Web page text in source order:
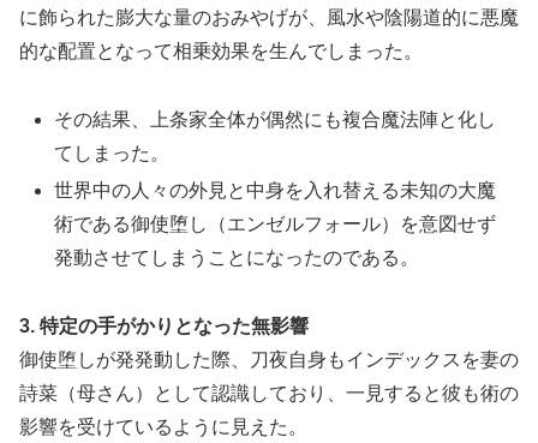
に飾られた膨大な量のおみやげが、風水や陰陽道的に悪魔
的な配置となって相乗効果を生んでしまった。
その結果、上条家全体が偶然にも複合魔法陣と化し
てしまった。
世界中の人々の外見と中身を入れ替える未知の大魔
術である御使堕し（エンゼルフォール）を意図せず
発動させてしまうことになったのである。
3. 特定の手がかりとなった無影響
御使堕しが発発動した際、刀夜自身もインデックスを妻の
詩菜（母さん）として認識しており、一見すると彼も術の
影響を受けているように見えた。